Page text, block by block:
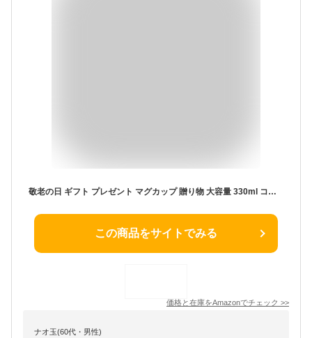
敬老の日 ギフト プレゼント マグカップ 贈り物 大容量 330ml コーヒーカップ 陶器 セラミック 感謝 母の日 父の日 誕生日 パーソナルギフト 敬老会 クリスマス 記念品 勤労感謝の日 御歳暮 父 母 祖父 祖母 上司 同僚 友人 お祝い 贈り物 おしゃれ かわいい マグ おもしろ コップ カップ コーヒー お茶 ジュース 食洗器応対
この商品をサイトでみる
価格と在庫をAmazonでチェック >>
ナオ玉(60代・男性)